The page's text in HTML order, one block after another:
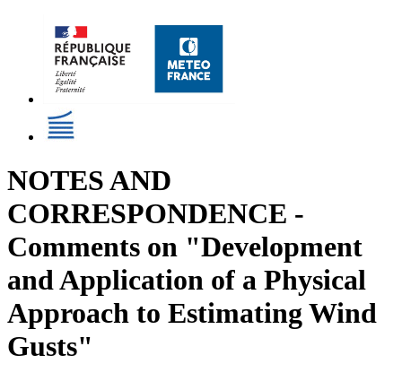
NOTES AND
CORRESPONDENCE -
Comments on "Development
and Application of a Physical
Approach to Estimating Wind
Gusts"